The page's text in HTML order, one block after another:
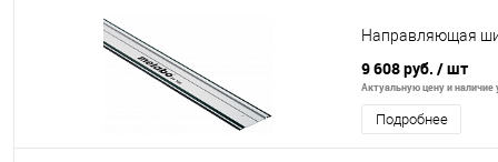
Направляющая
9 608 руб. / шт
Актуальную цену и наличие
Подробнее